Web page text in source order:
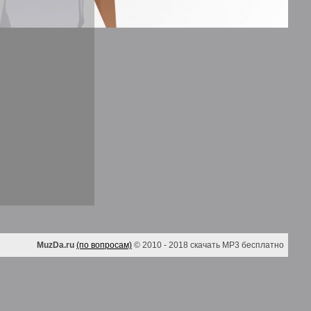
MuzDa.ru (по вопросам) © 2010 - 2018 скачать MP3 бесплатно